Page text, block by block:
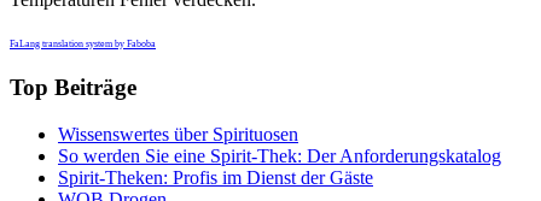
FaLang translation system by Faboba
Top Beiträge
Wissenswertes über Spirituosen
So werden Sie eine Spirit-Thek: Der Anforderungskatalog
Spirit-Theken: Profis im Dienst der Gäste